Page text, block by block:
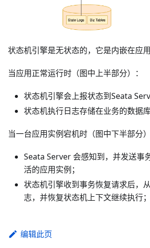
状态机引擎是无状态的，它是内嵌在应用
当应用正常运行时（图中上半部分）：
状态机引擎会上报状态到Seata
状态机执行日志存储在业务的数据库
当一台应用实例宕机时（图中下半部分）
Seata Server 会感知到，并发送事
活的应用实例；
状态机引擎收到事务恢复请求后，
志，并恢复状态机上下文继续执行；
编辑此页